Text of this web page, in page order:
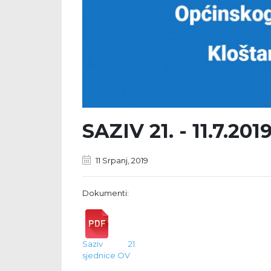
SAZIV 21. -
11 Srpanj, 2019
Dokumenti:
Saziv 21.
sjednice OV